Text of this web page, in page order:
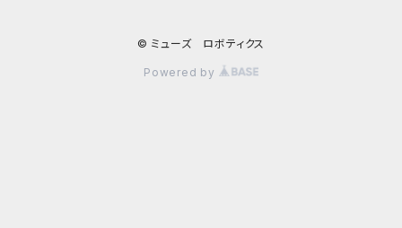
© ミューズ ロボティクス
Powered by